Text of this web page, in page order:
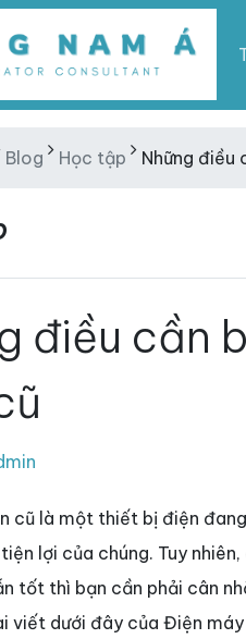
Blog Học tập Những điều
điều cần
cũ là một thiết bị điện
lợi của chúng. Tuy
tốt thì bạn cần phải cân
viết dưới đây của Điện